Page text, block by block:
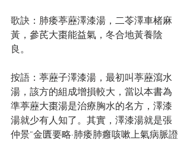
歌訣：肺痿葶藶澤漆湯，二苓澤車楮麻
黃，參芪大棗能益氣，冬合地黃養陰
良。
按語：葶藶子澤漆湯，最初叫葶藶瀉水
湯，該方的組成增損較大，當以本書為
準葶藶大棗湯是治療胸水的名方，澤漆
湯就少有人知了。其實，澤漆湯就是張
仲景“金匱要略·肺痿肺癰咳嗽上氣病脈證